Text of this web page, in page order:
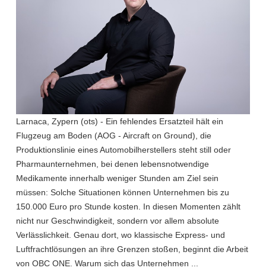
Larnaca, Zypern (ots) - Ein fehlendes Ersatzteil hält ein
Flugzeug am Boden (AOG - Aircraft on Ground), die
Produktionslinie eines Automobilherstellers steht still oder
Pharmaunternehmen, bei denen lebensnotwendige
Medikamente innerhalb weniger Stunden am Ziel sein
müssen: Solche Situationen können Unternehmen bis zu
150.000 Euro pro Stunde kosten. In diesen Momenten zählt
nicht nur Geschwindigkeit, sondern vor allem absolute
Verlässlichkeit. Genau dort, wo klassische Express- und
Luftfrachtlösungen an ihre Grenzen stoßen, beginnt die Arbeit
von OBC ONE. Warum sich das Unternehmen ...